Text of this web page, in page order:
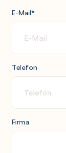
E-Mail*
Telefon
Firma